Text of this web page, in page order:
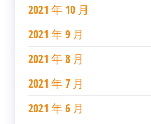
2021 年 10 月
2021 年 9 月
2021 年 8 月
2021 年 7 月
2021 年 6 月